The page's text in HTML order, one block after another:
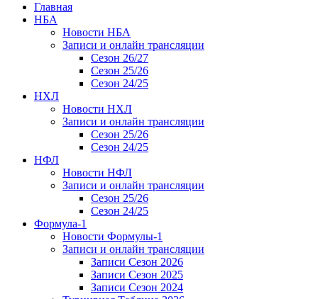
Главная
НБА
Новости НБА
Записи и онлайн трансляции
Сезон 26/27
Сезон 25/26
Сезон 24/25
НХЛ
Новости НХЛ
Записи и онлайн трансляции
Сезон 25/26
Сезон 24/25
НФЛ
Новости НФЛ
Записи и онлайн трансляции
Сезон 25/26
Сезон 24/25
Формула-1
Новости Формулы-1
Записи и онлайн трансляции
Записи Сезон 2026
Записи Сезон 2025
Записи Сезон 2024